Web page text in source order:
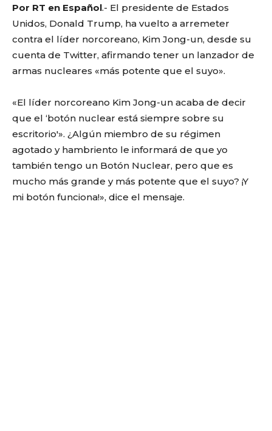
Por RT en Español.- El presidente de Estados
Unidos, Donald Trump, ha vuelto a arremeter
contra el líder norcoreano, Kim Jong-un, desde su
cuenta de Twitter, afirmando tener un lanzador de
armas nucleares «más potente que el suyo».
«El líder norcoreano Kim Jong-un acaba de decir
que el ‘botón nuclear está siempre sobre su
escritorio'». ¿Algún miembro de su régimen
agotado y hambriento le informará de que yo
también tengo un Botón Nuclear, pero que es
mucho más grande y más potente que el suyo? ¡Y
mi botón funciona!», dice el mensaje.